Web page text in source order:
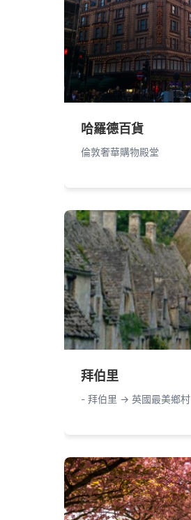
哈羅德百貨
倫敦奢華購物殿堂
拜伯里
- 拜伯里 -> 英國最美鄉村